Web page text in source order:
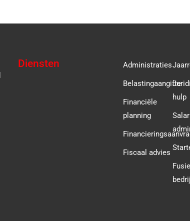
Diensten Administraties
Belastingaangifte
Financiële
planning
Fiscaal advies
hulp